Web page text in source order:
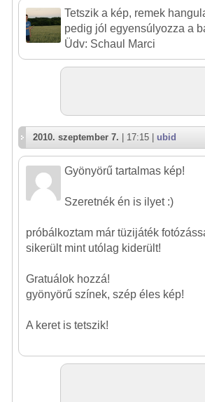
Tetszik a kép, remek
pedig jól egyensúlyozza a
Üdv: Schaul Marci
2010. szeptember 7. | 17:15 | ubid
Gyönyörű tartalmas kép!
Szeretnék én is ilyet :)
próbálkoztam már tüzijáték
sikerült mint utólag kiderült!
Gratuálok hozzá!
gyönyörű színek, szép éles kép!
A keret is tetszik!